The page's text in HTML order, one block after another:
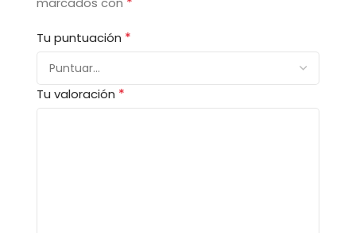
Tu puntuación *
Tu valoración *